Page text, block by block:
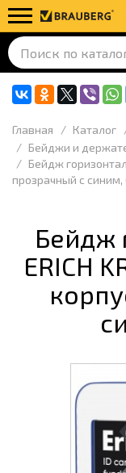
Главная Каталог
Бейджи и
Бейдж
прозрачный с синим,
Бейдж
ERICH